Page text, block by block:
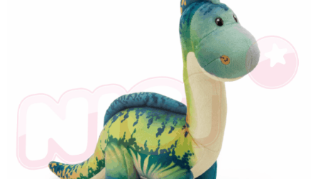
結帳頁面，進行簡訊認證並確認金額後，即可完成結帳。
２．訂單成立數日內，您將收到繳費通知簡訊。
３．收到繳費通知簡訊後14天內，點擊此簡訊中的連結，可透過四大超商／
ATM／網路銀行／等多元方式進行付款，方視為交易完成。
※ 請注意：結帳手續完成當下不需立刻繳費，但若您需要取消訂單，請聯絡
購買商品的店家。未經商家同意取消之訂單仍視為有效，需透過AFTEE先享
※ 交易是否成功請以「AFTEE先享後付 」之結帳頁面顯示為準，若有關於
是否繳費成功／繳費後需取消欲退款等相關疑問，請聯繫「AFTEE先享後付
https://netprotections.freshdesk.com/support/home
【注意事項】
１．透過由恩沛科技股份有限公司提供之「AFTEE先享後付」服務完成之交
易，需依本服務之必要範圍內提供個人資料，並將交易相關給付款項請求債
每筆NT$100，滿NT$490(含以上)免運費
每筆NT$100，滿NT$990(含以上)免運費
海外國家